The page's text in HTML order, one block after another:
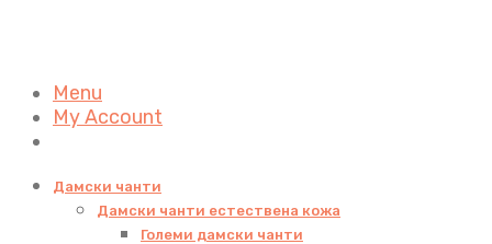
Menu
My Account
Дамски чанти
Дамски чанти естествена кожа
Големи дамски чанти